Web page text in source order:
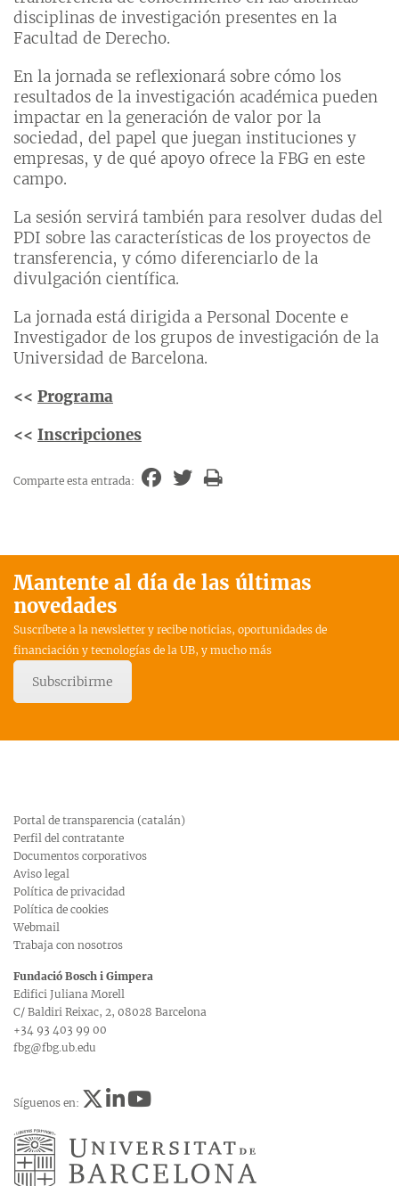
disciplinas de investigación presentes en la
Facultad de Derecho.
En la jornada se reflexionará sobre cómo los
resultados de la investigación académica pueden
impactar en la generación de valor por la
sociedad, del papel que juegan instituciones y
empresas, y de qué apoyo ofrece la FBG en este
campo.
La sesión servirá también para resolver dudas del
PDI sobre las características de los proyectos de
transferencia, y cómo diferenciarlo de la
divulgación científica.
La jornada está dirigida a Personal Docente e
Investigador de los grupos de investigación de la
Universidad de Barcelona.
<< Programa
<< Inscripciones
Comparte esta entrada:
Mantente al día de las últimas
novedades
Suscríbete a la newsletter y recibe noticias, oportunidades de
financiación y tecnologías de la UB, y mucho más
Subscribirme
Portal de transparencia (catalán)
Perfil del contratante
Documentos corporativos
Aviso legal
Política de privacidad
Política de cookies
Webmail
Trabaja con nosotros
Fundació Bosch i Gimpera
Edifici Juliana Morell
C/ Baldiri Reixac, 2, 08028 Barcelona
+34 93 403 99 00
fbg@fbg.ub.edu
Síguenos en: